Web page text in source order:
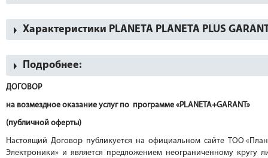
Характеристики PLANETA PLANETA PLUS
Подробнее:
ДОГОВОР
на возмездное оказание услуг по программе «PLANETA+GARANT»
(публичной оферты)
Настоящий Договор публикуется на официальном сайте ТОО
Электроники» и является предложением неограниченному кругу